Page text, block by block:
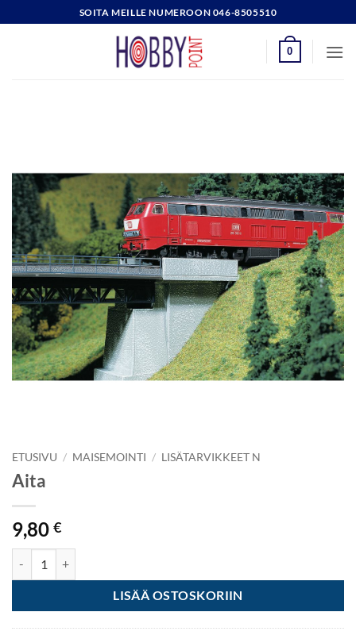
to
SOITA MEILLE NUMEROON 046-8505510
0
ETUSIVU / MAISEMOINTI / LISÄTARVIKKEET N
Aita
9,80 €
LISÄÄ OSTOSKORIIN